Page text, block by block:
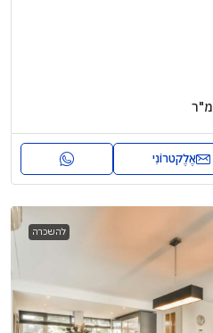
מ"ר
אֶלֶקטרוֹנִי
להשכרה